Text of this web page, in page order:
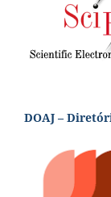
DOAJ –